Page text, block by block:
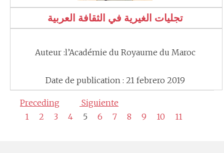
تجليات الغيرية في الثقافة العربية
Auteur :l’Académie du Royaume du Maroc
Date de publication : 21 febrero 2019
Preceding
Siguiente
1
2 3 4 5 6 7 8 9 10 11